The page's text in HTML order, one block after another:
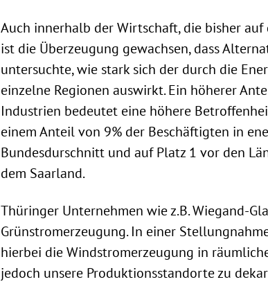
Auch innerhalb der Wirtschaft, die bisher
ist die Überzeugung gewachsen, dass
untersuchte, wie stark sich der durch die
einzelne Regionen auswirkt. Ein höherer
Industrien bedeutet eine höhere
einem Anteil von 9% der Beschäftigten in
Bundesdurschnitt und auf Platz 1 vor den
dem Saarland.
Thüringer Unternehmen wie z.B. Wiegand-
Grünstromerzeugung. In einer
hierbei die Windstromerzeugung in
jedoch unsere Produktionsstandorte zu